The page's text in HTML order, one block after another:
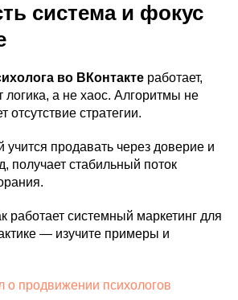
система и фокус
во ВКонтакте работает,
логика, а не хаос. Алгоритмы не
стратегии.
учится продавать через доверие и
получает стабильный поток
работает системный маркетинг для
— изучите примеры и
о продвижении психологов